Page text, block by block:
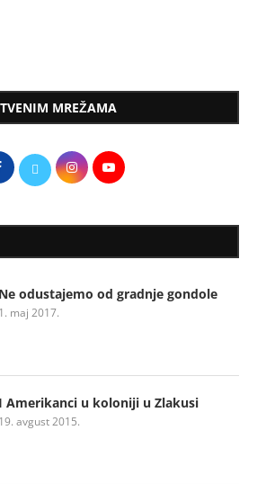
MREŽAMA
Ne odustajemo od gradnje gondole
1. maj 2017.
I Amerikanci u koloniji u Zlakusi
19. avgust 2015.